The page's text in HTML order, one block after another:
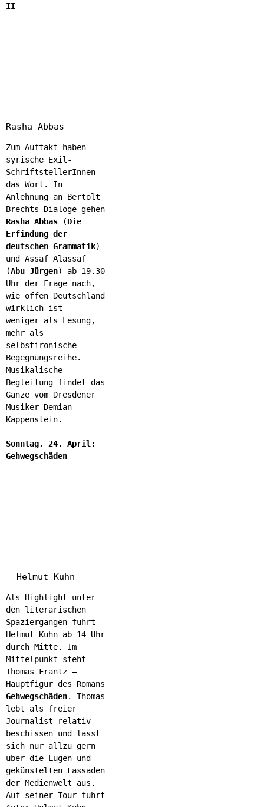
II
Rasha Abbas
Zum Auftakt haben
syrische Exil-
SchriftstellerInnen
das Wort. In
Anlehnung an Bertolt
Brechts Dialoge gehen
Rasha Abbas (Die
Erfindung der
deutschen Grammatik)
und Assaf Alassaf
(Abu Jürgen) ab 19.30
Uhr der Frage nach,
wie offen Deutschland
wirklich ist –
weniger als Lesung,
mehr als
selbstironische
Begegnungsreihe.
Musikalische
Begleitung findet das
Ganze vom Dresdener
Musiker Demian
Kappenstein.
Sonntag, 24. April:
Gehwegschäden
Helmut Kuhn
Als Highlight unter
den literarischen
Spaziergängen führt
Helmut Kuhn ab 14 Uhr
durch Mitte. Im
Mittelpunkt steht
Thomas Frantz –
Hauptfigur des Romans
Gehwegschäden. Thomas
lebt als freier
Journalist relativ
beschissen und lässt
sich nur allzu gern
über die Lügen und
gekünstelten Fassaden
der Medienwelt aus.
Auf seiner Tour führt